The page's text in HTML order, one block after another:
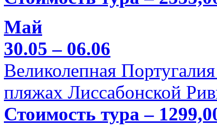
Май
30.05 – 06.06
Великолепная
пляжах Лиссабонской
Стоимость тура –